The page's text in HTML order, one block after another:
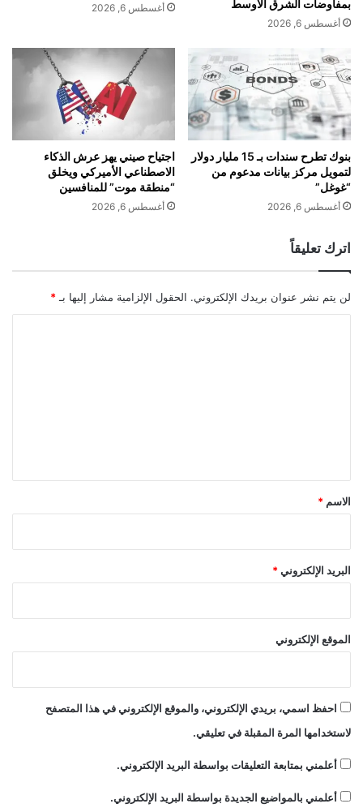
ت
ش
ي
ب
"
ب
ع
د
خ
ل
ن
ي
ق
ل
ف
ل
ر
ب
ع
ا
ل
أ
و
ل
ف
ض
ل
ا
بمفاوضات الشرق الأوسط
أغسطس 6, 2026
أغسطس 6, 2026
بنوك تطرح سندات بـ 15 مليار دولار
لتمويل مركز بيانات مدعوم من
“غوغل”
أغسطس 6, 2026
اجتياح صيني يهز عرش الذكاء
الاصطناعي الأميركي ويخلق
“منطقة موت” للمنافسين
أغسطس 6, 2026
اترك تعليقاً
لن يتم نشر عنوان بريدك الإلكتروني. الحقول الإلزامية مشار إليها بـ *
*
الاسم *
البريد الإلكتروني*
الموقع الإلكتروني
احفظ اسمي، بريدي الإلكتروني، والموقع الإلكتروني في هذا المتصفح
لاستخدامها المرة المقبلة في تعليقي.
أعلمني بمتابعة التعليقات بواسطة البريد الإلكتروني.
أعلمني بالمواضيع الجديدة بواسطة البريد الإلكتروني.